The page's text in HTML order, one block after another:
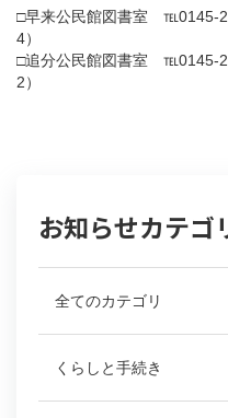
□早来公民館図書室 ℡0145-
4）
□追分公民館図書室 ℡0145-
2）
お知らせカテゴ
全てのカテゴリ
くらしと手続き